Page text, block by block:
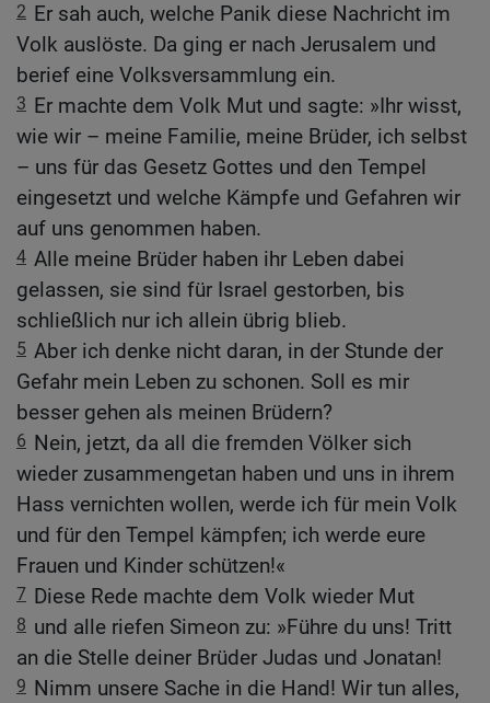
2 Er sah auch, welche Panik diese Nachricht im
Volk auslöste. Da ging er nach Jerusalem und
berief eine Volksversammlung ein.
3 Er machte dem Volk Mut und sagte: »Ihr wisst,
wie wir – meine Familie, meine Brüder, ich selbst
– uns für das Gesetz Gottes und den Tempel
eingesetzt und welche Kämpfe und Gefahren wir
auf uns genommen haben.
4 Alle meine Brüder haben ihr Leben dabei
gelassen, sie sind für Israel gestorben, bis
schließlich nur ich allein übrig blieb.
5 Aber ich denke nicht daran, in der Stunde der
Gefahr mein Leben zu schonen. Soll es mir
besser gehen als meinen Brüdern?
6 Nein, jetzt, da all die fremden Völker sich
wieder zusammengetan haben und uns in ihrem
Hass vernichten wollen, werde ich für mein Volk
und für den Tempel kämpfen; ich werde eure
Frauen und Kinder schützen!«
7 Diese Rede machte dem Volk wieder Mut
8 und alle riefen Simeon zu: »Führe du uns! Tritt
an die Stelle deiner Brüder Judas und Jonatan!
9 Nimm unsere Sache in die Hand! Wir tun alles,